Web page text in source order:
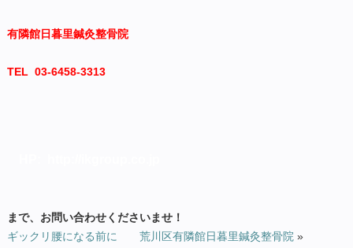
有隣館日暮里鍼灸整骨院
TEL 03-6458-3313
まで、お問い合わせくださいませ！
ギックリ腰になる前に 荒川区有隣館日暮里鍼灸整骨院 »